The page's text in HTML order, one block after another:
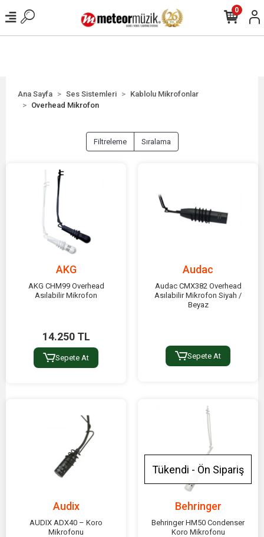
0
Ana Sayfa Ses Sistemleri
Kablolu Mikrofonlar
Overhead Mikrofon
Filtreleme Sıralama
AKG
AKG CHM99 Overhead
Asılabilir Mikrofon
14.250 TL
Sepete At
Audac
Audac CMX382 Overhead
Asılabilir Mikrofon Siyah /
Beyaz
Sepete At
Audix
AUDIX ADX40 – Koro
Mikrofonu
Tükendi - Ön Sipariş
Behringer
Behringer HM50 Condenser
Koro Mikrofonu